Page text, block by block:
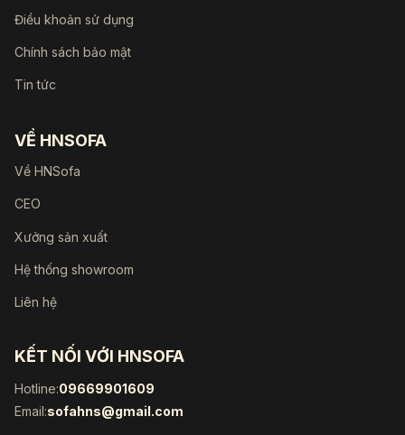
Điều khoản sử dụng
Chính sách bảo mật
Tin tức
VỀ HNSOFA
Về HNSofa
CEO
Xưởng sản xuất
Hệ thống showroom
Liên hệ
KẾT NỐI VỚI HNSOFA
Hotline:09669901609
Email:sofahns@gmail.com